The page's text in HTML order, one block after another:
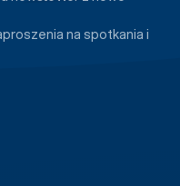
na spotkania i